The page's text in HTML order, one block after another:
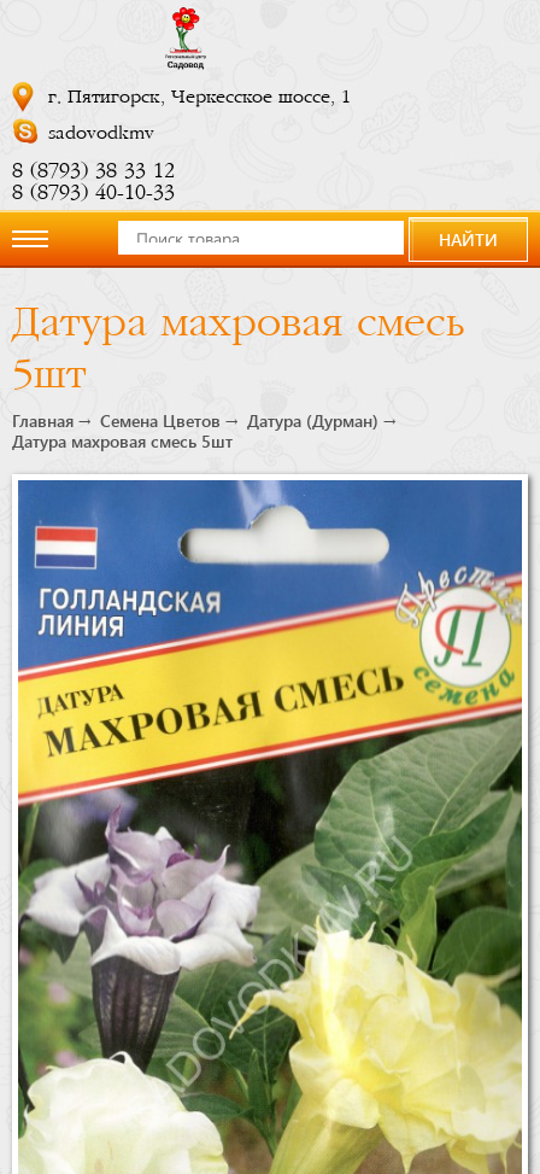
г. Пятигорск, Черкесское шоссе, 1
sadovodkmv
8 (8793) 38 33 12
8 (8793) 40-10-33
компании
Купить
сейчас
Бренды
Доставка
Оптовикам
НАЙТИ
Датура махровая смесь
5шт
Главная Семена Цветов
Датура (Дурман)
Датура махровая смесь 5шт